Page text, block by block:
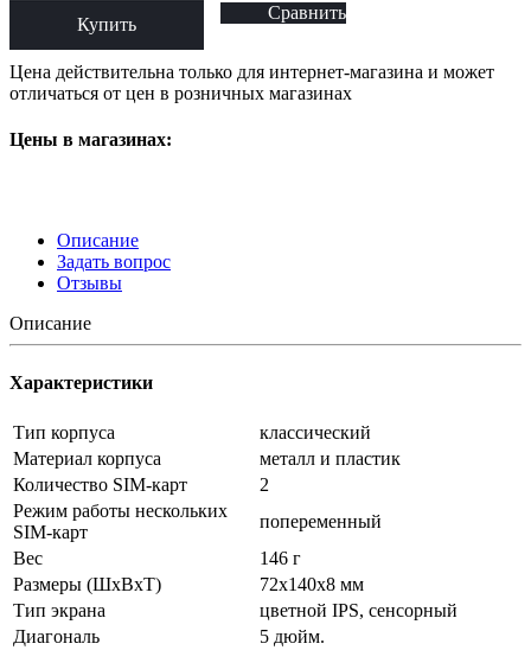
Купить
Сравнить
Цена действительна только для интернет-магазина и может
отличаться от цен в розничных магазинах
Цены в магазинах:
Описание
Задать вопрос
Отзывы
Описание
Характеристики
Тип корпуса
классический
Материал корпуса
металл и пластик
Количество SIM-карт
2
Режим работы нескольких
SIM-карт
попеременный
Вес
146 г
Размеры (ШxВxТ)
72x140x8 мм
Тип экрана
цветной IPS, сенсорный
Диагональ
5 дюйм.